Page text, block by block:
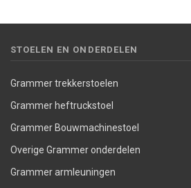
STOELEN EN ONDERDELEN
Grammer trekkerstoelen
Grammer heftruckstoel
Grammer Bouwmachinestoel
Overige Grammer onderdelen
Grammer armleuningen